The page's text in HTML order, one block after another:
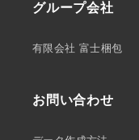
グループ会社
有限会社 富士梱包
お問い合わせ